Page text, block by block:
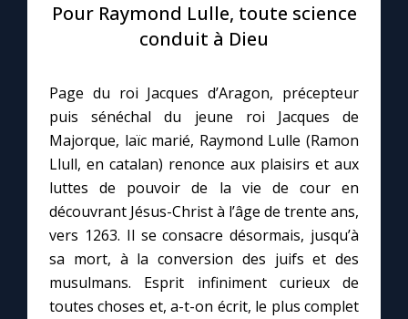
Questions-réponses
Prier au quotidien
Avec Thérèse de Lisieux
L'Évangile chaque jour
Les premiers samedis du mois
Pour Raymond Lulle, toute science
conduit à Dieu
Page du roi Jacques d’Aragon, précepteur
puis sénéchal du jeune roi Jacques de
Majorque, laïc marié, Raymond Lulle (Ramon
Llull, en catalan) renonce aux plaisirs et aux
luttes de pouvoir de la vie de cour en
découvrant Jésus-Christ à l’âge de trente ans,
vers 1263. Il se consacre désormais, jusqu’à
sa mort, à la conversion des juifs et des
musulmans. Esprit infiniment curieux de
toutes choses et, a-t-on écrit, le plus complet